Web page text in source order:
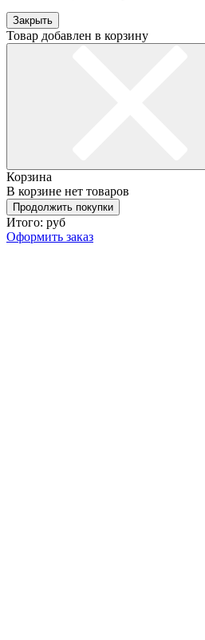
Закрыть
Товар добавлен в корзину
Корзина
В корзине нет товаров
Продолжить покупки
Итого: руб
Оформить заказ